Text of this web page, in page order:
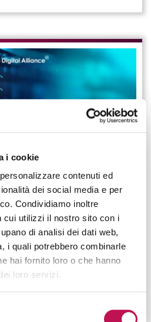
i cookie
contenuti ed
dei social media e per
Condividiamo inoltre
cui utilizzi il nostro sito con i
di analisi dei dati web,
i quali potrebbero combinarle
hai fornito loro o che hanno
loro servizi.
skill del Software
principalmente di
aggiornare programmi e
al business aziendale.